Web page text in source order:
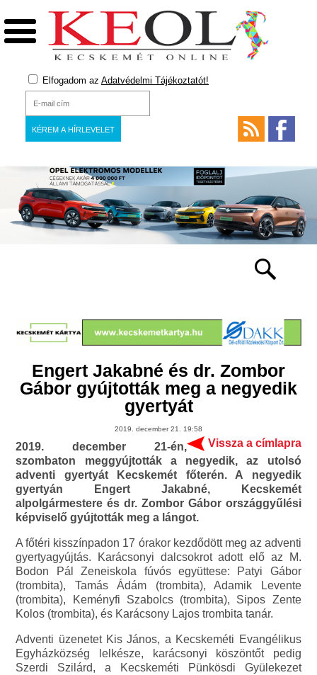
Elfogadom az Adatvédelmi Tájékoztatót!
Engert Jakabné és dr. Zombor
Gábor gyújtották meg a negyedik
gyertyát
2019. december 21. 19:58
Vissza a címlapra
2019. december 21-én,
szombaton meggyújtották a negyedik, az utolsó
adventi gyertyát Kecskemét főterén. A negyedik
gyertyán Engert Jakabné, Kecskemét
alpolgármestere és dr. Zombor Gábor országgyűlési
képviselő gyújtották meg a lángot.
A főtéri kisszínpadon 17 órakor kezdődött meg az adventi
gyertyagyújtás. Karácsonyi dalcsokrot adott elő az M.
Bodon Pál Zeneiskola fúvós együttese: Patyi Gábor
(trombita), Tamás Ádám (trombita), Adamik Levente
(trombita), Keményfi Szabolcs (trombita), Sipos Zente
Kolos (trombita), és Karácsony Lajos trombita tanár.
Adventi üzenetet Kis János, a Kecskeméti Evangélikus
Egyházközség lelkésze, karácsonyi köszöntőt pedig
Szerdi Szilárd, a Kecskeméti Pünkösdi Gyülekezet